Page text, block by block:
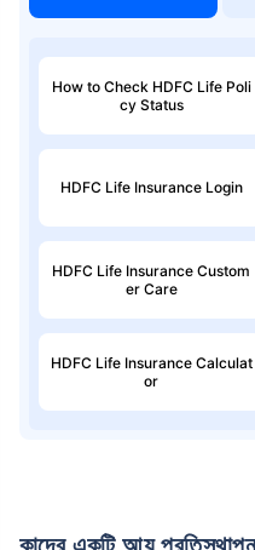
How to Check HDFC Life Poli
cy Status
HDFC Life Insurance Login
HDFC Life Insurance Custom
er Care
HDFC Life Insurance Calculat
or